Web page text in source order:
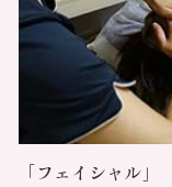
「フェイシャル」